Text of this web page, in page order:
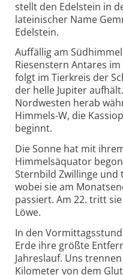
stellt den Edelstein in
lateinischer Name
Edelstein.
Auffällig am
Riesenstern Antares
folgt im Tierkreis der
der helle Jupiter
Nordwesten herab
Himmels-W, die
beginnt.
Die Sonne hat mit
Himmelsäquator
Sternbild Zwillinge
wobei sie am
passiert. Am 22. tritt
Löwe.
In den
Erde ihre größte
Jahreslauf. Uns
Kilometer von dem